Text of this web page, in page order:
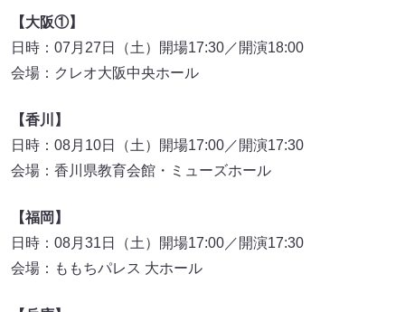
【大阪①】
日時：07月27日（土）開場17:30／開演18:00
会場：クレオ大阪中央ホール
【香川】
日時：08月10日（土）開場17:00／開演17:30
会場：香川県教育会館・ミューズホール
【福岡】
日時：08月31日（土）開場17:00／開演17:30
会場：ももちパレス 大ホール